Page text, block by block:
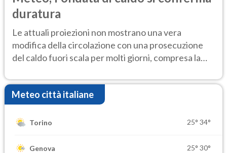
duratura
Le attuali proiezioni non mostrano una vera
modifica della circolazione con una prosecuzione
del caldo fuori scala per molti giorni, compresa la
Meteo città italiane
Torino 25° 34°
Genova 25° 30°